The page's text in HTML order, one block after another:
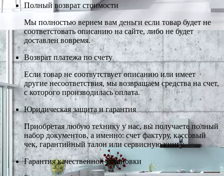
Полный возврат стоимости
Мы полностью вернем вам деньги если товар будет не
соответстовать описанию на сайте, либо не будет
доставлен вовремя.
Возврат платежа по счету
Если товар не соотвутствует описанию или имеет
другие несоответствия, мы возвращаем средства на счет,
с которого производилась оплата.
Юридическая защита и гарантия
Приобретая любую технику у нас, вы получаете полный
набор документов, а именно: счет фактуру, кассовый
чек, гарантийный талон или сервисную книгу.
Гарантия качественной установки